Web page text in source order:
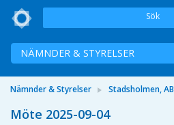
Sök
NÄMNDER & STYRELSER
Nämnder & Styrelser Stadsholmen, AB
Möte 2025-09-04